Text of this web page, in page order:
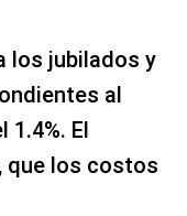
los jubilados y
al
1.4%. El
que los costos